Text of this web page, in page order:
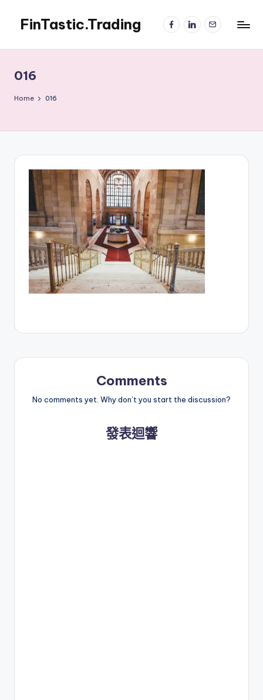
content
FinTastic.Trading
美
股
交
FacebookLinkedIn
電
子
016
Home 016
Comments
No comments yet. Why don’t you start the discussion?
發表迴響